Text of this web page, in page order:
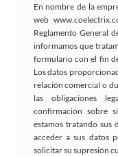
En nombre de la
web
Reglamento General
informamos que
formulario con el fin
Los datos
relación comercial o
las obligaciones
confirmación sobre
estamos tratando sus
acceder a sus datos
solicitar su supresión